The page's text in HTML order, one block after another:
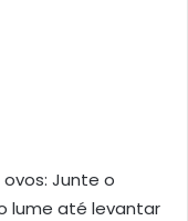
Junte o
lume até levantar